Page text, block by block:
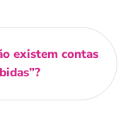
existem contas